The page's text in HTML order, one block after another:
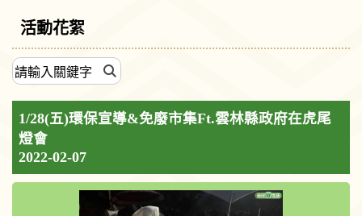
活動花絮
1/28(五)環保宣導&免廢市集Ft.雲林縣政府在虎尾
燈會
2022-02-07